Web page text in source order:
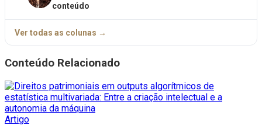
conteúdo
Ver todas as colunas →
Conteúdo Relacionado
Artigo